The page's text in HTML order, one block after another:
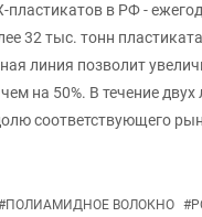
в РФ -
32 тыс. тонн
линия позволит
на 50%. В течение
соответствующего
ПОЛИАМИДНОЕ ВОЛОКНО #